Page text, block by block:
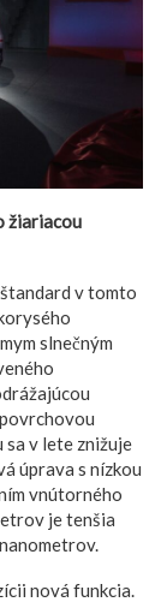
žiariacou
v tomto
slnečným
v lete znižuje
úprava s nízkou
vnútorného
je tenšia
nová funkcia.